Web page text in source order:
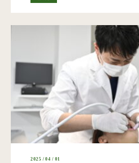
2025 / 04 / 01